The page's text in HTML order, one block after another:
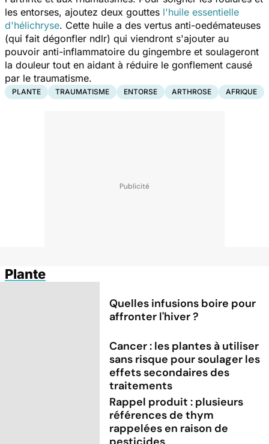
les entorses, ajoutez deux gouttes l'huile essentielle
d'hélichryse. Cette huile a des vertus anti-oedémateuses
(qui fait dégonfler ndlr) qui viendront s'ajouter au
pouvoir anti-inflammatoire du gingembre et soulageront
la douleur tout en aidant à réduire le gonflement causé
par le traumatisme.
PLANTE TRAUMATISME ENTORSE ARTHROSE AFRIQUE
Plante
Quelles infusions boire pour
affronter l'hiver ?
Cancer : les plantes à utiliser
sans risque pour soulager les
effets secondaires des
traitements
Rappel produit : plusieurs
références de thym
rappelées en raison de